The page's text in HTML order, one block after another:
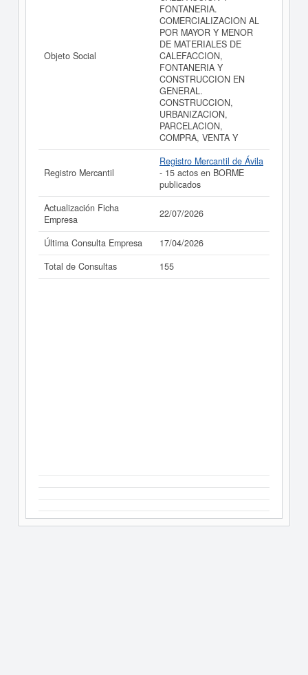
realizado el 22/07/2026.
Objeto Social
FONTANERIA.
COMERCIALIZACION AL
POR MAYOR Y MENOR
DE MATERIALES DE
CALEFACCION,
FONTANERIA Y
CONSTRUCCION EN
GENERAL.
CONSTRUCCION,
URBANIZACION,
PARCELACION,
COMPRA, VENTA Y
Registro Mercantil
Registro Mercantil de Ávila
- 15 actos en BORME
publicados
Actualización Ficha
Empresa
22/07/2026
Última Consulta Empresa
17/04/2026
Total de Consultas
155